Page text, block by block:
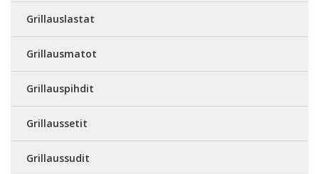
Grillauslastat
Grillausmatot
Grillauspihdit
Grillaussetit
Grillaussudit